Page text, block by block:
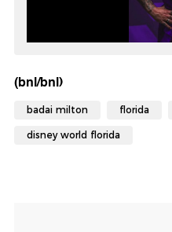
(bnl/bnl)
badai milton florida
disney world florida